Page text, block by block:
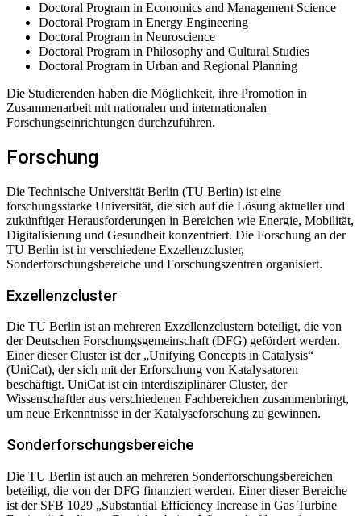
Doctoral Program in Economics and Management Science
Doctoral Program in Energy Engineering
Doctoral Program in Neuroscience
Doctoral Program in Philosophy and Cultural Studies
Doctoral Program in Urban and Regional Planning
Die Studierenden haben die Möglichkeit, ihre Promotion in
Zusammenarbeit mit nationalen und internationalen
Forschungseinrichtungen durchzuführen.
Forschung
Die Technische Universität Berlin (TU Berlin) ist eine
forschungsstarke Universität, die sich auf die Lösung aktueller und
zukünftiger Herausforderungen in Bereichen wie Energie, Mobilität,
Digitalisierung und Gesundheit konzentriert. Die Forschung an der
TU Berlin ist in verschiedene Exzellenzcluster,
Sonderforschungsbereiche und Forschungszentren organisiert.
Exzellenzcluster
Die TU Berlin ist an mehreren Exzellenzclustern beteiligt, die von
der Deutschen Forschungsgemeinschaft (DFG) gefördert werden.
Einer dieser Cluster ist der „Unifying Concepts in Catalysis“
(UniCat), der sich mit der Erforschung von Katalysatoren
beschäftigt. UniCat ist ein interdisziplinärer Cluster, der
Wissenschaftler aus verschiedenen Fachbereichen zusammenbringt,
um neue Erkenntnisse in der Katalyseforschung zu gewinnen.
Sonderforschungsbereiche
Die TU Berlin ist auch an mehreren Sonderforschungsbereichen
beteiligt, die von der DFG finanziert werden. Einer dieser Bereiche
ist der SFB 1029 „Substantial Efficiency Increase in Gas Turbine